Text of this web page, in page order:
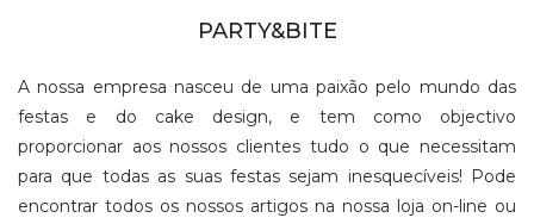
PARTY&BITE
A nossa empresa nasceu de uma paixão pelo mundo das
festas e do cake design, e tem como objectivo
proporcionar aos nossos clientes tudo o que necessitam
para que todas as suas festas sejam inesquecíveis! Pode
encontrar todos os nossos artigos na nossa loja on-line ou